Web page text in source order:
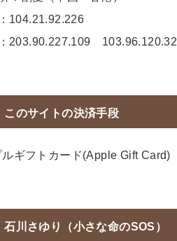
104.21.92.226
：203.90.227.109 103.96.120.32
このサイトの決済手段
ルギフトカード(Apple Gift Card)
石川さゆり（小さな命のSOS）